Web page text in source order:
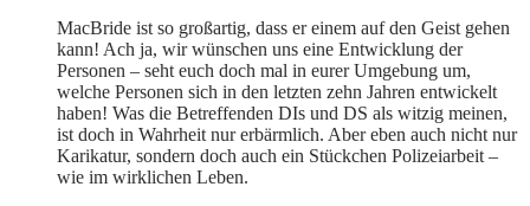
MacBride ist so großartig, dass er einem auf den Geist gehen
kann! Ach ja, wir wünschen uns eine Entwicklung der
Personen – seht euch doch mal in eurer Umgebung um,
welche Personen sich in den letzten zehn Jahren entwickelt
haben! Was die Betreffenden DIs und DS als witzig meinen,
ist doch in Wahrheit nur erbärmlich. Aber eben auch nicht nur
Karikatur, sondern doch auch ein Stückchen Polizeiarbeit –
wie im wirklichen Leben.